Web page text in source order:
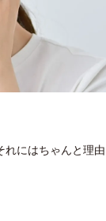
にはちゃんと理由